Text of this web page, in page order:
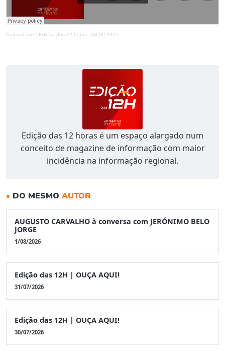
Edição das 12 horas é um espaço alargado num
conceito de magazine de informação com maior
incidência na informação regional.
• DO MESMO AUTOR
AUGUSTO CARVALHO à conversa com JERÓNIMO BELO
JORGE
1/08/2026
Edição das 12H | OUÇA AQUI!
31/07/2026
Edição das 12H | OUÇA AQUI!
30/07/2026
AntenaLivre · Edição das 12 horas - 04-09-2025